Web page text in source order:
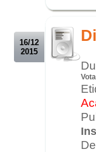
16/12
2015